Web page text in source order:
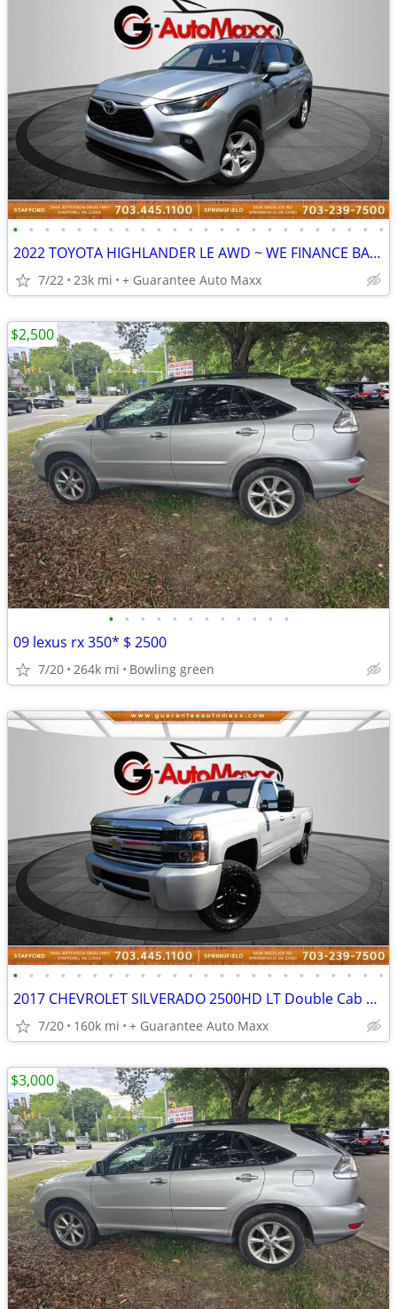
• • • • • • • • • • • • • • • • • • • • • • • •
2022 TOYOTA HIGHLANDER LE AWD ~ WE FINANCE BAD CREDIT
7/22 23k mi + Guarantee Auto Maxx
• • • • • • • • • • • •
09 lexus rx 350* $ 2500
7/20 264k mi Bowling green
$2,500
• • • • • • • • • • • • • • • • • • • • • • • •
2017 CHEVROLET SILVERADO 2500HD LT Double Cab 4WD ~ WE FINANCE BAD CREDIT
7/20 160k mi + Guarantee Auto Maxx
$3,000